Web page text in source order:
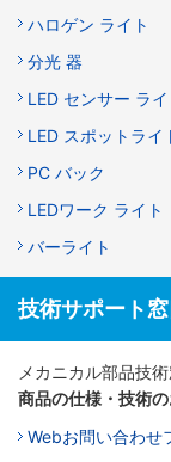
ハロゲン ライト
分光 器
LED センサー ライ
LED スポットライ
PC バック
LEDワーク ライト
バーライト
技術サポート窓
メカニカル部品技
商品の仕様・技術
Webお問い合わせ